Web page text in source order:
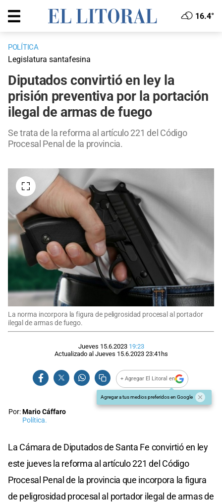
16.4°
POLÍTICA
Legislatura santafesina
Diputados convirtió en ley la
prisión preventiva por la portación
ilegal de armas de fuego
Se trata de la reforma al artículo 221 del Código
Procesal Penal de la provincia.
La norma incorpora la figura de peligrosidad procesal al portador
ilegal de armas de fuego.
Jueves 15.6.2023 19:23
Actualizado al Jueves 15.6.2023 23:41hs
+ Agregar El Litoral en
Agregar a tus medios preferidos en Google
Por:Mario Cáffaro
Política.
La Cámara de Diputados de Santa Fe convirtió en ley
este jueves la reforma al artículo 221 del Código
Procesal Penal de la provincia que incorpora la figura
de peligrosidad procesal al portador ilegal de armas de